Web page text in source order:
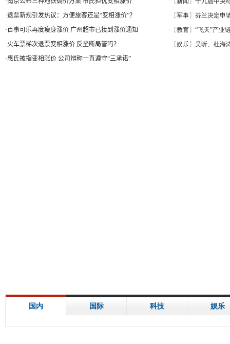
·退票新规引发热议：方便旅客还是“变相涨价”？
· 百事可乐再度瘦身涨价 广州超市已接到涨价通知
·火车票梯次退票变相涨价 反垄断局管吗？
·惠氏被指变相涨价 公司辩称一直遵守“三承诺”